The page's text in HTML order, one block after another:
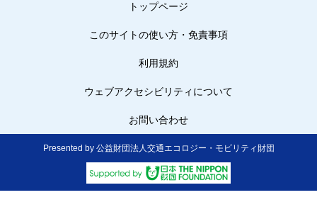
トップページ
このサイトの使い方・免責事項
利用規約
ウェブアクセシビリティについて
お問い合わせ
Presented by 公益財団法人交通エコロジー・モビリティ財団